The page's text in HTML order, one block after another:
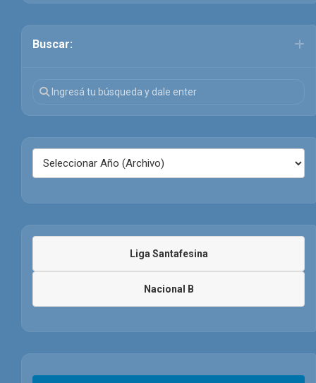
Buscar:
Liga Santafesina
Nacional B